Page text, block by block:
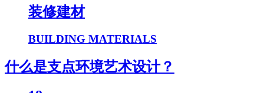
装修建材
BUILDING MATERIALS
什么是支点环境艺术设计？